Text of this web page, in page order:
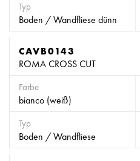
Typ
Boden / Wandfliese dünn
CAVB0143
ROMA CROSS CUT
Farbe
bianco (weiß)
Typ
Boden / Wandfliese